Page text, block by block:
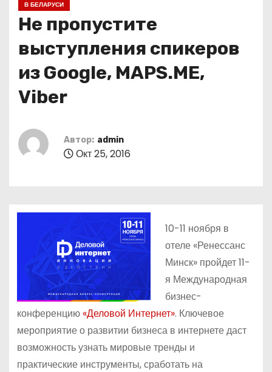
В БЕЛАРУСИ
Не пропустите
выступления спикеров
из Google, MAPS.ME,
Viber
Автор: admin
Окт 25, 2016
10-11 ноября в
отеле «Ренессанс
Минск» пройдет 11-
я Международная
бизнес-
конференцию «Деловой Интернет». Ключевое
мероприятие о развитии бизнеса в интернете даст
возможность узнать мировые тренды и
практические инструменты, сработать на